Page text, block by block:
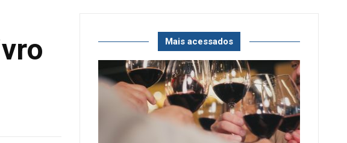
Mais acessados